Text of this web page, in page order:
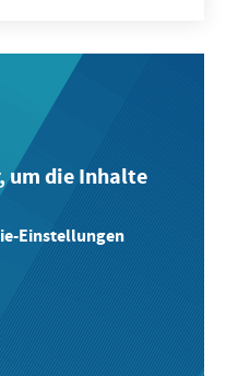
um die Inhalte
Einstellungen